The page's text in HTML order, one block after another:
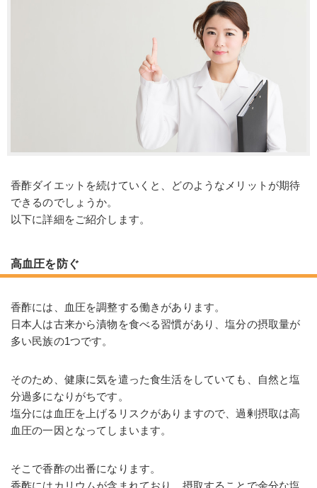
香酢ダイエットを続けていくと、どのようなメリットが期待
できるのでしょうか。
以下に詳細をご紹介します。
高血圧を防ぐ
香酢には、血圧を調整する働きがあります。
日本人は古来から漬物を食べる習慣があり、塩分の摂取量が
多い民族の1つです。
そのため、健康に気を遣った食生活をしていても、自然と塩
分過多になりがちです。
塩分には血圧を上げるリスクがありますので、過剰摂取は高
血圧の一因となってしまいます。
そこで香酢の出番になります。